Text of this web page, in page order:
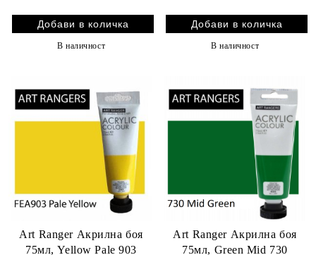
В наличност В наличност
Art Ranger Акрилна боя
75мл, Yellow Pale 903
Art Ranger Акрилна боя
75мл, Green Mid 730